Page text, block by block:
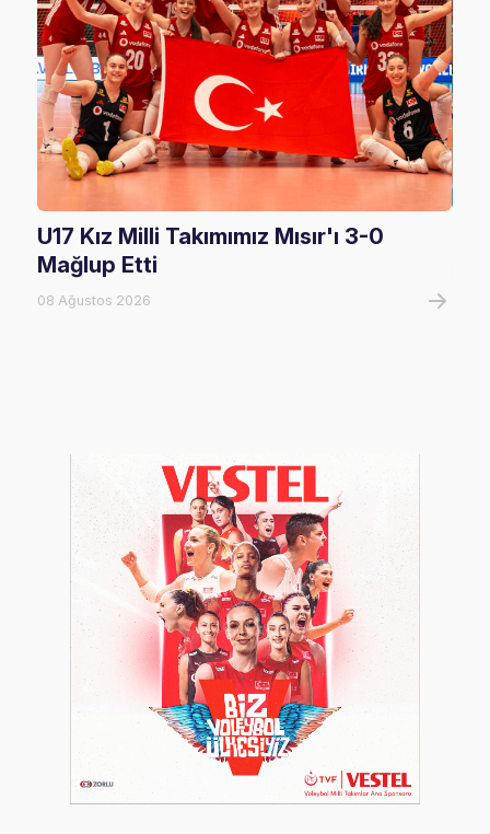
U17 Kız Milli Takımımız Mısır'ı 3-0
Mağlup Etti
08 Ağustos 2026